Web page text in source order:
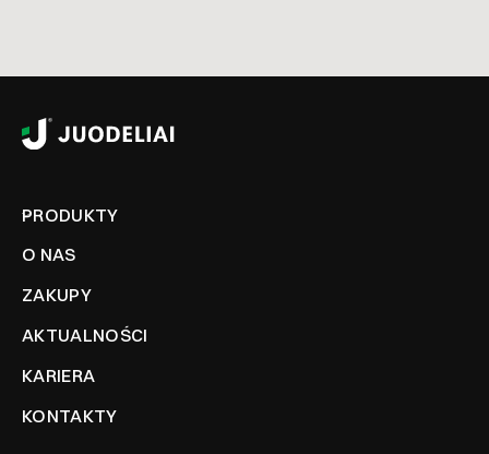
PRODUKTY
O NAS
ZAKUPY
AKTUALNOŚCI
KARIERA
KONTAKTY